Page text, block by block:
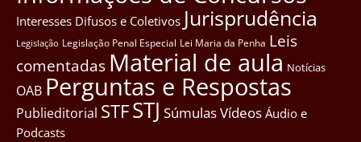
Interesses Difusos e Coletivos Jurisprudência
Legislação Legislação Penal Especial Lei Maria da Penha Leis
comentadas Material de aula Notícias
OAB Perguntas e Respostas
Publieditorial STFSTJ SúmulasVídeos Áudio e
Podcasts